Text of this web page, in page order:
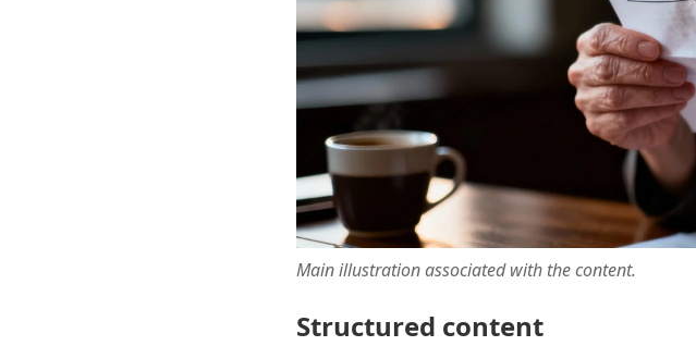
Main illustration associated with the content.
Structured content